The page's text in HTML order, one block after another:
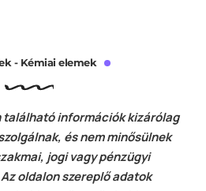
- Kémiai elemek
található információk kizárólag
és nem minősülnek
jogi vagy pénzügyi
oldalon szereplő adatok